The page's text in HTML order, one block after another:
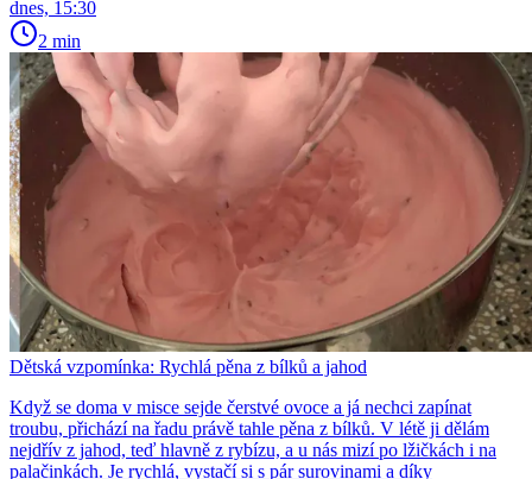
dnes, 15:30
2 min
Dětská vzpomínka: Rychlá pěna z bílků a jahod
Když se doma v misce sejde čerstvé ovoce a já nechci zapínat
troubu, přichází na řadu právě tahle pěna z bílků. V létě ji dělám
nejdřív z jahod, teď hlavně z rybízu, a u nás mizí po lžičkách i na
palačinkách. Je rychlá, vystačí si s pár surovinami a díky